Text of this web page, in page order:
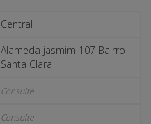
Central
Alameda jasmim 107 Bairro
Santa Clara
Consulte
Consulte